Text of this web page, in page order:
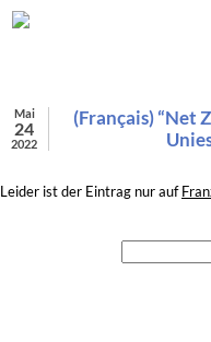
Mai
24
2022
(Français) “Net
Leider ist der Eintrag nur auf